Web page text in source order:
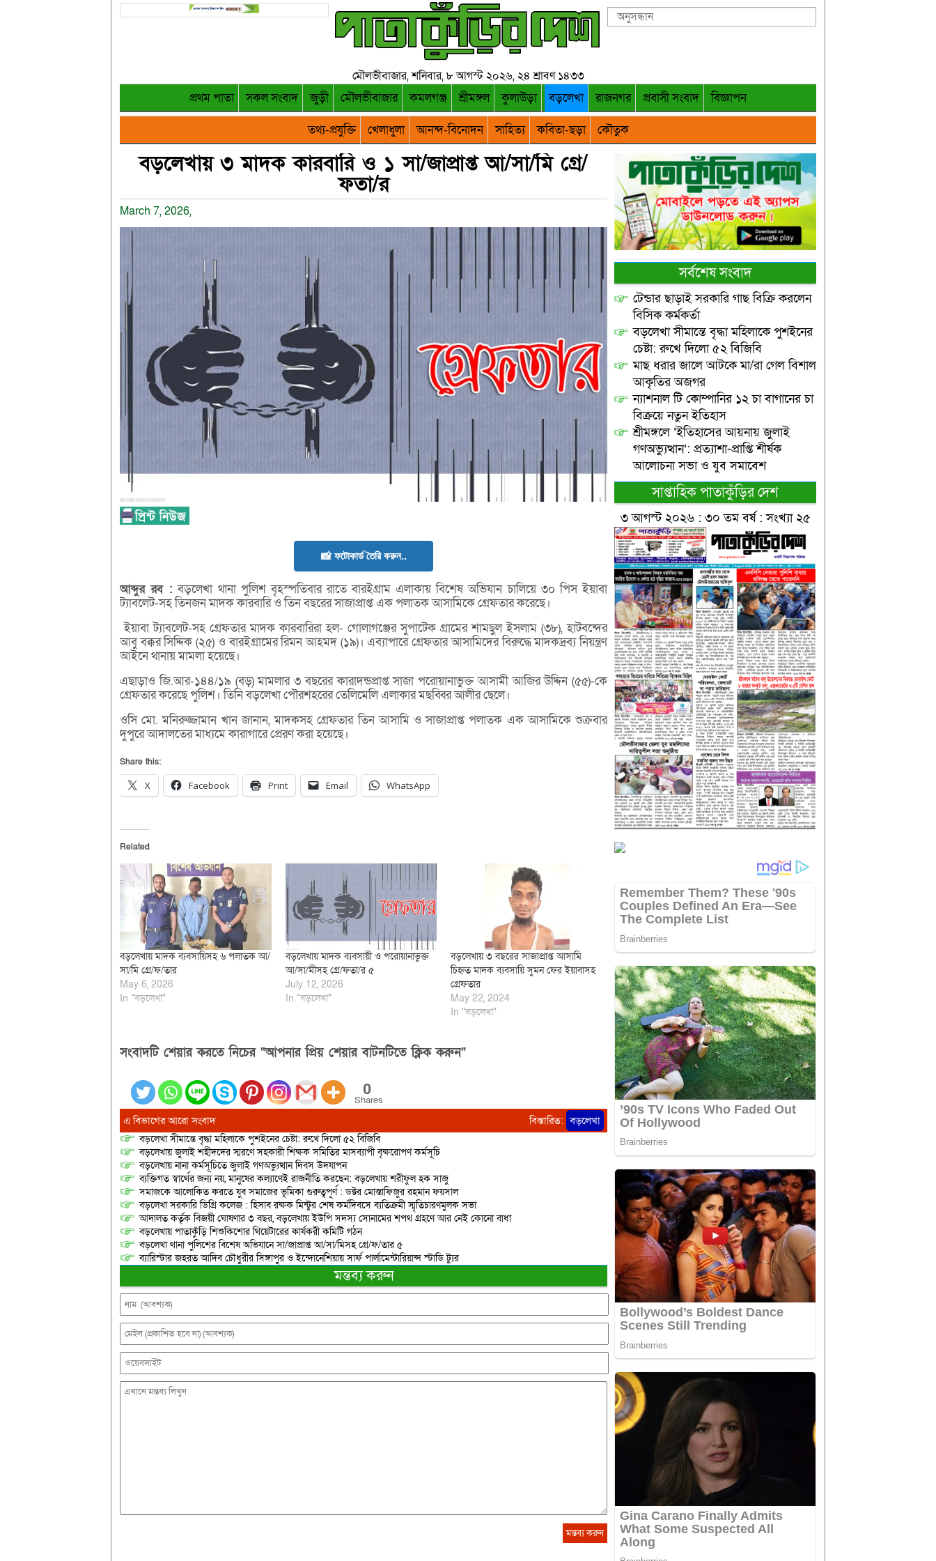
মৌলভীবাজার, শনিবার, ৮ আগস্ট ২০২৬, ২৪ শ্রাবণ ১৪৩৩
প্রথম পাতা সকল সংবাদ জুড়ী মৌলভীবাজার কমলগঞ্জ শ্রীমঙ্গল কুলাউড়া বড়লেখা রাজনগর প্রবাসী সংবাদ
বিজ্ঞাপন
তথ্য-প্রযুক্তি
খেলাধুলা আনন্দ-বিনোদন সাহিত্য কবিতা-ছড়া কৌতুক
বড়লেখায় ৩ মাদক কারবারি ও ১ সা/জাপ্রাপ্ত আ/সা/মি গ্রে/
ফতা/র
March 7, 2026,
📸 ফটোকার্ড তৈরি করুন..
আব্দুররব : বড়লেখা থানা পুলিশ বৃহস্পতিবার রাতে বারইগ্রাম এলাকায় বিশেষ অভিযান চালিয়ে ৩০ পিস ইয়াবা
ট্যাবলেট-সহ তিনজন মাদক কারবারি ও তিন বছরের সাজাপ্রাপ্ত এক পলাতক আসামিকে গ্রেফতার করেছে।
ইয়াবা ট্যাবলেট-সহ গ্রেফতার মাদক কারবারিরা হল- গোলাগঞ্জের সুপাটেক গ্রামের শামছুল ইসলাম (৩৮), হাটবন্দের
আবু বক্কর সিদ্দিক (২৫) ও বারইগ্রামের রিমন আহমদ (১৯)। এব্যাপারে গ্রেফতার আসামিদের বিরুদ্ধে মাদকদ্রব্য নিয়ন্ত্রণ
আইনে থানায় মামলা হয়েছে।
এছাড়াও জি.আর-১৪৪/১৯ (বড়) মামলার ৩ বছরের কারাদন্ডপ্রাপ্ত সাজা পরোয়ানাভুক্ত আসামী আজির উদ্দিন (৫৫)-কে
গ্রেফতার করেছে পুলিশ। তিনি বড়লেখা পৌরশহরের তেলিমেলি এলাকার মছব্বির আলীর ছেলে।
ওসি মো. মনিরুজ্জামান খান জানান, মাদকসহ গ্রেফতার তিন আসামি ও সাজাপ্রাপ্ত পলাতক এক আসামিকে শুক্রবার
দুপুরে আদালতের মাধ্যমে কারাগারে প্রেরণ করা হয়েছে।
Share this:
X Facebook Print Email WhatsApp
Related
বড়লেখায় মাদক ব্যবসায়িসহ ৬ পলাতক আ/
সা/মি গ্রে/ফ/তার
May 6, 2026
In "বড়লেখা"
বড়লেখায় মাদক ব্যবসায়ী ও পরোয়ানাভুক্ত
আ/সা/মীসহ গ্রে/ফতা/র ৫
July 12, 2026
In "বড়লেখা"
বড়লেখায় ৩ বছরের সাজাপ্রাপ্ত আসামি
চিহ্নত মাদক ব্যবসায়ি সুমন ফের ইয়াবাসহ
গ্রেফতার
May 22, 2024
In "বড়লেখা"
সংবাদটি শেয়ার করতে নিচের “আপনার প্রিয় শেয়ার বাটনটিতে ক্লিক করুন”
0
Shares
এ বিভাগের আরো সংবাদ বিস্তারিত: বড়লেখা
বড়লেখা সীমান্তে বৃদ্ধা মহিলাকে পুশইনের চেষ্টা: রুখে দিলো ৫২ বিজিবি
বড়লেখায় জুলাই শহীদদের স্মরণে সহকারী শিক্ষক সমিতির মাসব্যাপী বৃক্ষরোপণ কর্মসূচি
বড়লেখায় নানা কর্মসূচিতে জুলাই গণঅভ্যুত্থান দিবস উদযাপন
ব্যক্তিগত স্বার্থের জন্য নয়, মানুষের কল্যাণেই রাজনীতি করছেন: বড়লেখায় শরীফুল হক সাজু
সমাজকে আলোকিত করতে যুব সমাজের ভূমিকা গুরুত্বপূর্ণ : ডক্টর মোস্তাফিজুর রহমান ফয়সাল
বড়লেখা সরকারি ডিগ্রি কলেজ : হিসাব রক্ষক মিন্টুর শেষ কর্মদিবসে ব্যতিক্রমী স্মৃতিচারণমুলক সভা
আদালত কর্তৃক বিজয়ী ঘোষণার ৩ বছর, বড়লেখায় ইউপি সদস্য সোনামের শপথ গ্রহণে আর নেই কোনো বাধা
বড়লেখায় পাতাকুঁড়ি শিশুকিশোর থিয়েটারের কার্যকরী কমিটি গঠন
বড়লেখা থানা পুলিশের বিশেষ অভিযানে সা/জাপ্রাপ্ত আ/সা/মিসহ গ্রে/ফ/তার ৫
ব্যারিস্টার জহরত আদিব চৌধুরীর সিঙ্গাপুর ও ইন্দোনেশিয়ায় সার্ফ পার্লামেন্টারিয়ান্স স্টাডি ট্যুর
মন্তব্য করুন
সর্বশেষ সংবাদ
টেন্ডার ছাড়াই সরকারি গাছ বিক্রি করলেন
বিসিক কর্মকর্তা
বড়লেখা সীমান্তে বৃদ্ধা মহিলাকে পুশইনের
চেষ্টা: রুখে দিলো ৫২ বিজিবি
মাছ ধরার জালে আটকে মা/রা গেল বিশাল
আকৃতির অজগর
ন্যাশনাল টি কোম্পানির ১২ চা বাগানের চা
বিক্রয়ে নতুন ইতিহাস
শ্রীমঙ্গলে ‘ইতিহাসের আয়নায় জুলাই
গণঅভ্যুত্থান’: প্রত্যাশা-প্রাপ্তি শীর্ষক
আলোচনা সভা ও যুব সমাবেশ
সাপ্তাহিক পাতাকুঁড়ির দেশ
৩ আগস্ট ২০২৬ : ৩০ তম বর্ষ : সংখ্যা ২৫